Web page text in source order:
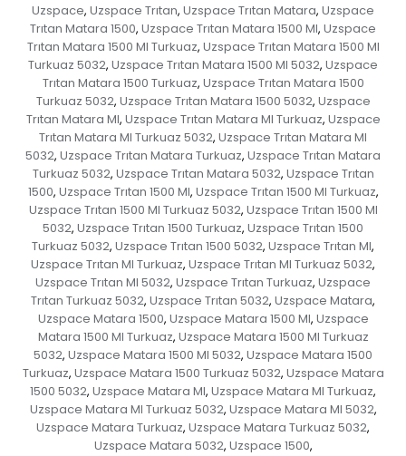
Uzspace, Uzspace Trıtan, Uzspace Trıtan Matara, Uzspace
Trıtan Matara 1500, Uzspace Trıtan Matara 1500 Ml, Uzspace
Trıtan Matara 1500 Ml Turkuaz, Uzspace Trıtan Matara 1500 Ml
Turkuaz 5032, Uzspace Trıtan Matara 1500 Ml 5032, Uzspace
Trıtan Matara 1500 Turkuaz, Uzspace Trıtan Matara 1500
Turkuaz 5032, Uzspace Trıtan Matara 1500 5032, Uzspace
Trıtan Matara Ml, Uzspace Trıtan Matara Ml Turkuaz, Uzspace
Trıtan Matara Ml Turkuaz 5032, Uzspace Trıtan Matara Ml
5032, Uzspace Trıtan Matara Turkuaz, Uzspace Trıtan Matara
Turkuaz 5032, Uzspace Trıtan Matara 5032, Uzspace Trıtan
1500, Uzspace Trıtan 1500 Ml, Uzspace Trıtan 1500 Ml Turkuaz,
Uzspace Trıtan 1500 Ml Turkuaz 5032, Uzspace Trıtan 1500 Ml
5032, Uzspace Trıtan 1500 Turkuaz, Uzspace Trıtan 1500
Turkuaz 5032, Uzspace Trıtan 1500 5032, Uzspace Trıtan Ml,
Uzspace Trıtan Ml Turkuaz, Uzspace Trıtan Ml Turkuaz 5032,
Uzspace Trıtan Ml 5032, Uzspace Trıtan Turkuaz, Uzspace
Trıtan Turkuaz 5032, Uzspace Trıtan 5032, Uzspace Matara,
Uzspace Matara 1500, Uzspace Matara 1500 Ml, Uzspace
Matara 1500 Ml Turkuaz, Uzspace Matara 1500 Ml Turkuaz
5032, Uzspace Matara 1500 Ml 5032, Uzspace Matara 1500
Turkuaz, Uzspace Matara 1500 Turkuaz 5032, Uzspace Matara
1500 5032, Uzspace Matara Ml, Uzspace Matara Ml Turkuaz,
Uzspace Matara Ml Turkuaz 5032, Uzspace Matara Ml 5032,
Uzspace Matara Turkuaz, Uzspace Matara Turkuaz 5032,
Uzspace Matara 5032, Uzspace 1500,